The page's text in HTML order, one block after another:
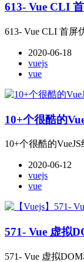
613- Vue CLI
613- Vue CLI 首屏
2020-06-18
vuejs
vue
10+个很酷的
10+个很酷的
2020-06-12
vuejs
vue
571- Vue 虚拟
571- Vue 虚拟